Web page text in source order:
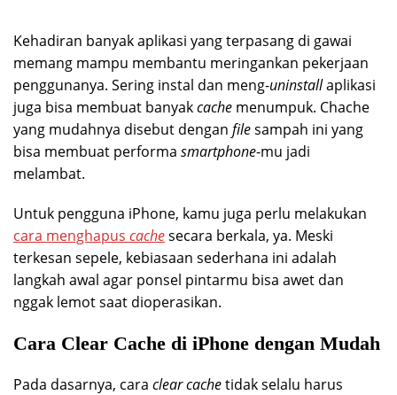
Kehadiran banyak aplikasi yang terpasang di gawai
memang mampu membantu meringankan pekerjaan
penggunanya. Sering instal dan meng-uninstallaplikasi
juga bisa membuat banyakcache menumpuk. Chache
yang mudahnya disebut dengan filesampah ini yang
bisa membuat performa smartphone-mu jadi
melambat.
Untuk pengguna iPhone, kamu juga perlu melakukan
cara menghapus cachesecara berkala, ya. Meski
terkesan sepele, kebiasaan sederhana ini adalah
langkah awal agar ponsel pintarmu bisa awet dan
nggak lemot saat dioperasikan.
Cara Clear Cache di iPhone dengan Mudah
Pada dasarnya, cara clear cachetidak selalu harus